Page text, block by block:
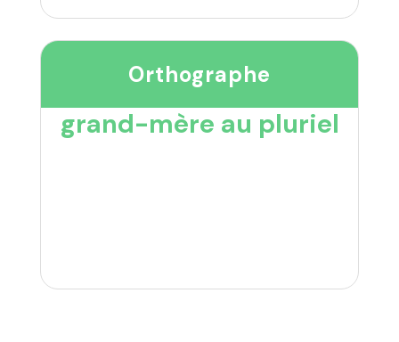
Orthographe
grand-mère au pluriel